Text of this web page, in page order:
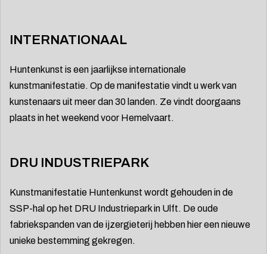
INTERNATIONAAL
Huntenkunst is een jaarlijkse internationale
kunstmanifestatie. Op de manifestatie vindt u werk van
kunstenaars uit meer dan 30 landen. Ze vindt doorgaans
plaats in het weekend voor Hemelvaart.
DRU INDUSTRIEPARK
Kunstmanifestatie Huntenkunst wordt gehouden in de
SSP-hal op het DRU Industriepark in Ulft. De oude
fabriekspanden van de ijzergieterij hebben hier een nieuwe
unieke bestemming gekregen.